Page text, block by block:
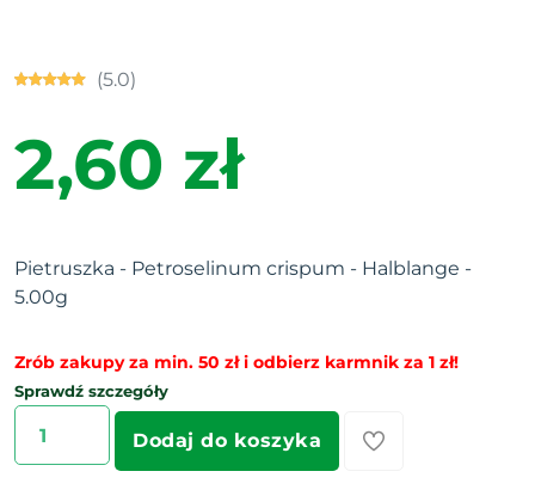
(5.0)
2,60 zł
Pietruszka - Petroselinum crispum - Halblange -
5.00g
Zrób zakupy za min. 50 zł i odbierz karmnik za 1 zł!
Sprawdź szczegóły
Dodaj do koszyka